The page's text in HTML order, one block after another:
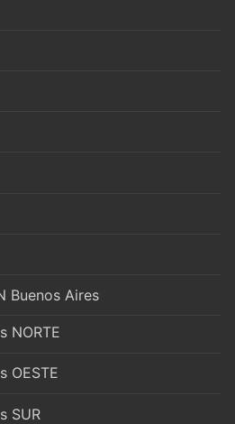
Buenos Aires
NORTE
OESTE
SUR